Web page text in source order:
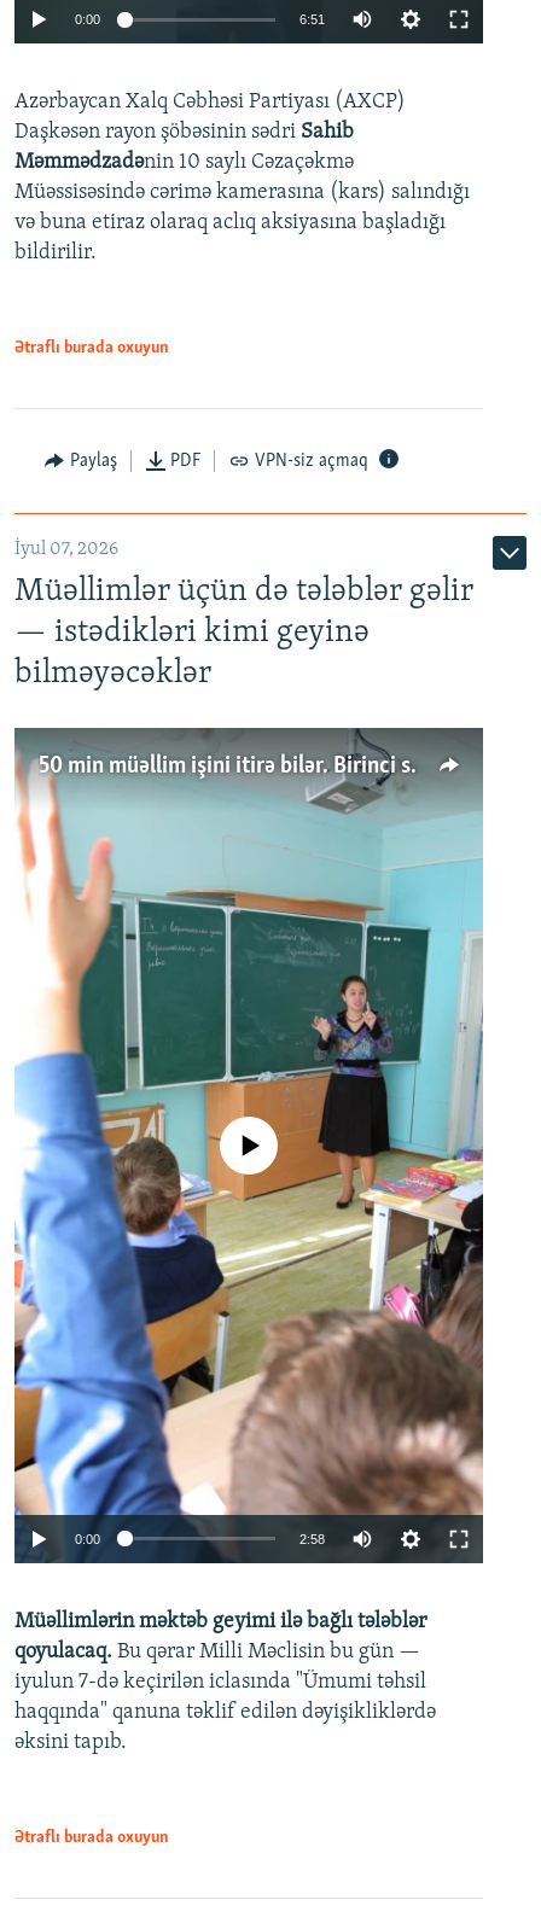
Auto 240p 360p
720p 1080p
0:00 6:51
360p
720p
1080p
Azərbaycan Xalq Cəbhəsi Partiyası (AXCP)
Daşkəsən rayon şöbəsinin sədri Sahib
Məmmədzadənin 10 saylı Cəzaçəkmə
Müəssisəsində cərimə kamerasına (kars) salındığı
və buna etiraz olaraq aclıq aksiyasına başladığı
bildirilir.
Ətraflı burada oxuyun
Paylaş PDF VPN-siz açmaq
İyul 07, 2026
Müəllimlər üçün də tələblər gəlir
— istədikləri kimi geyinə
bilməyəcəklər
50 min müəllim işini itirə bilər. Birinci sinfə gedənlər azalır
No media source currently available
0:00 2:58
360p
480p
720p
Müəllimlərin məktəb geyimi ilə bağlı tələblər
qoyulacaq. Bu qərar Milli Məclisin bu gün —
iyulun 7-də keçirilən iclasında "Ümumi təhsil
haqqında" qanuna təklif edilən dəyişikliklərdə
əksini tapıb.
Ətraflı burada oxuyun